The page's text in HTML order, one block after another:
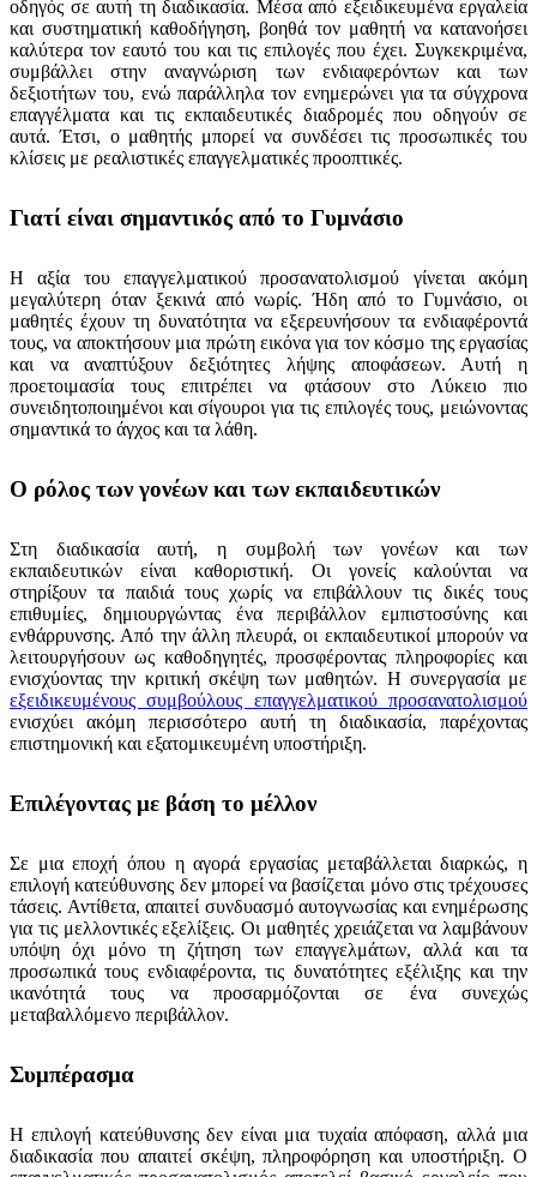
οδηγός σε αυτή τη διαδικασία. Μέσα από εξειδικευμένα εργαλεία
και συστηματική καθοδήγηση, βοηθά τον μαθητή να κατανοήσει
καλύτερα τον εαυτό του και τις επιλογές που έχει. Συγκεκριμένα,
συμβάλλει στην αναγνώριση των ενδιαφερόντων και των
δεξιοτήτων του, ενώ παράλληλα τον ενημερώνει για τα σύγχρονα
επαγγέλματα και τις εκπαιδευτικές διαδρομές που οδηγούν σε
αυτά. Έτσι, ο μαθητής μπορεί να συνδέσει τις προσωπικές του
κλίσεις με ρεαλιστικές επαγγελματικές προοπτικές.
Γιατί είναι σημαντικός από το Γυμνάσιο
Η αξία του επαγγελματικού προσανατολισμού γίνεται ακόμη
μεγαλύτερη όταν ξεκινά από νωρίς. Ήδη από το Γυμνάσιο, οι
μαθητές έχουν τη δυνατότητα να εξερευνήσουν τα ενδιαφέροντά
τους, να αποκτήσουν μια πρώτη εικόνα για τον κόσμο της εργασίας
και να αναπτύξουν δεξιότητες λήψης αποφάσεων. Αυτή η
προετοιμασία τους επιτρέπει να φτάσουν στο Λύκειο πιο
συνειδητοποιημένοι και σίγουροι για τις επιλογές τους, μειώνοντας
σημαντικά το άγχος και τα λάθη.
Ο ρόλος των γονέων και των εκπαιδευτικών
Στη διαδικασία αυτή, η συμβολή των γονέων και των
εκπαιδευτικών είναι καθοριστική. Οι γονείς καλούνται να
στηρίξουν τα παιδιά τους χωρίς να επιβάλλουν τις δικές τους
επιθυμίες, δημιουργώντας ένα περιβάλλον εμπιστοσύνης και
ενθάρρυνσης. Από την άλλη πλευρά, οι εκπαιδευτικοί μπορούν να
λειτουργήσουν ως καθοδηγητές, προσφέροντας πληροφορίες και
ενισχύοντας την κριτική σκέψη των μαθητών. Η συνεργασία με
εξειδικευμένους συμβούλους επαγγελματικού προσανατολισμού
ενισχύει ακόμη περισσότερο αυτή τη διαδικασία, παρέχοντας
επιστημονική και εξατομικευμένη υποστήριξη.
Επιλέγοντας με βάση το μέλλον
Σε μια εποχή όπου η αγορά εργασίας μεταβάλλεται διαρκώς, η
επιλογή κατεύθυνσης δεν μπορεί να βασίζεται μόνο στις τρέχουσες
τάσεις. Αντίθετα, απαιτεί συνδυασμό αυτογνωσίας και ενημέρωσης
για τις μελλοντικές εξελίξεις. Οι μαθητές χρειάζεται να λαμβάνουν
υπόψη όχι μόνο τη ζήτηση των επαγγελμάτων, αλλά και τα
προσωπικά τους ενδιαφέροντα, τις δυνατότητες εξέλιξης και την
ικανότητά τους να προσαρμόζονται σε ένα συνεχώς
μεταβαλλόμενο περιβάλλον.
Συμπέρασμα
Η επιλογή κατεύθυνσης δεν είναι μια τυχαία απόφαση, αλλά μια
διαδικασία που απαιτεί σκέψη, πληροφόρηση και υποστήριξη. Ο